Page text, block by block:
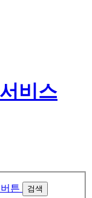
검색